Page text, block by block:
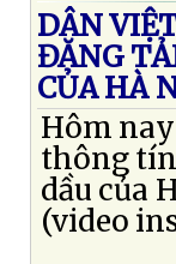
DÂN
ĐĂNG
CỦA HÀ
Hôm
thông
dầu của
(video